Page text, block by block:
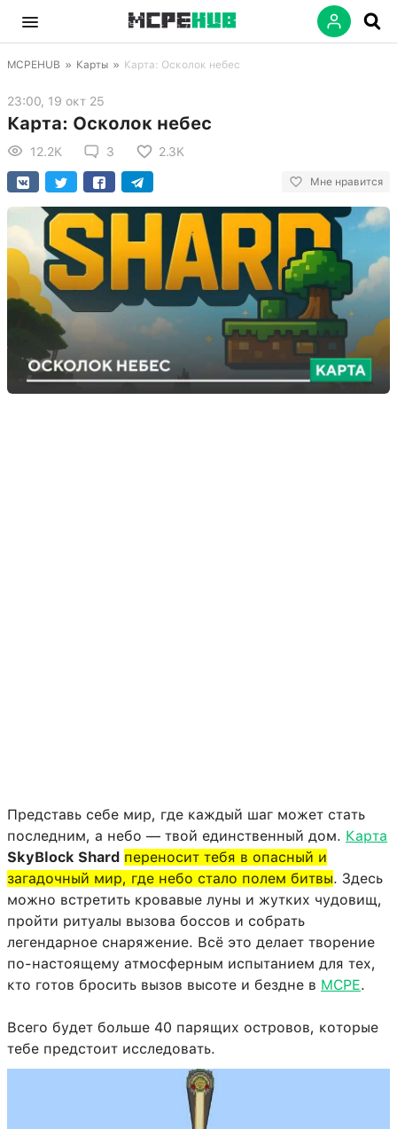
MCPEHUB » Карты » Карта: Осколок небес
23:00, 19 окт 25
Карта: Осколок небес
12.2K 3 2.3K
Мне нравится
Представь себе мир, где каждый шаг может стать
последним, а небо — твой единственный дом. Карта
SkyBlock Shard переносит тебя в опасный и
загадочный мир, где небо стало полем битвы. Здесь
можно встретить кровавые луны и жутких чудовищ,
пройти ритуалы вызова боссов и собрать
легендарное снаряжение. Всё это делает творение
по-настоящему атмосферным испытанием для тех,
кто готов бросить вызов высоте и бездне в MCPE.
Всего будет больше 40 парящих островов, которые
тебе предстоит исследовать.